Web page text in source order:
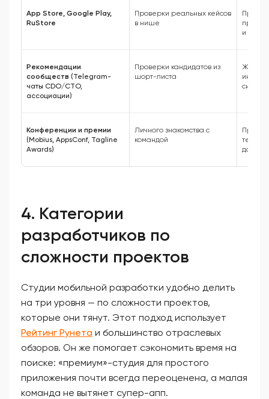
App Store, Google Play,
RuStore
Проверки реальных кейсов
в нише
и
Рекомендации
сообществ (Telegram-
чаты CDO/CTO,
ассоциации)
Проверки кандидатов из
шорт-листа
Живые
Конференции и премии
(Mobius, AppsConf, Tagline
Awards)
Личного знакомства с
командой
Прямой
4. Категории
разработчиков по
сложности проектов
Студии мобильной разработки удобно делить
на три уровня — по сложности проектов,
которые они тянут. Этот подход использует
Рейтинг Рунета и большинство отраслевых
обзоров. Он же помогает сэкономить время на
поиске: «премиум»-студия для простого
приложения почти всегда переоценена, а малая
команда не вытянет супер-апп.